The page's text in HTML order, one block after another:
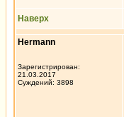
Наверх
Hermann
Зарегистрирован:
21.03.2017
Суждений: 3898